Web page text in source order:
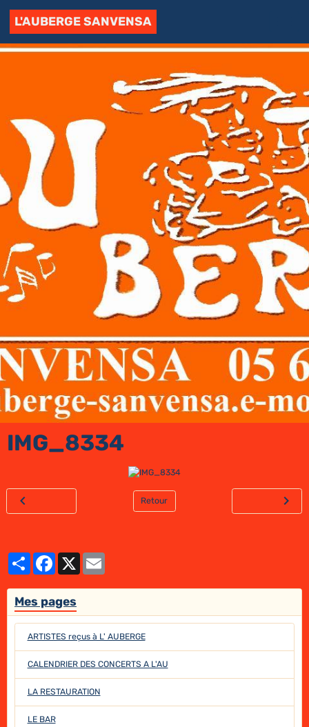
L'AUBERGE SANVENSA
IMG_8334
Retour
PartagerFacebook
X
Mes pages
ARTISTES reçus à L' AUBERGE
CALENDRIER DES CONCERTS A L'AU
LA RESTAURATION
LE BAR